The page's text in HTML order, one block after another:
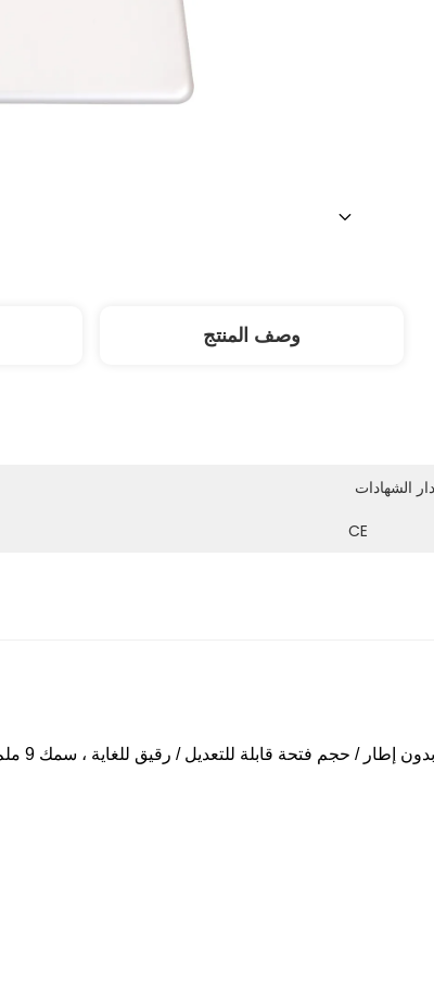
وصف المنتج
CE
/ حجم فتحة قابلة للتعديل / رقيق للغاية ، سمك 9 ملم فقط / لوحة دليل ضوء أكريليك